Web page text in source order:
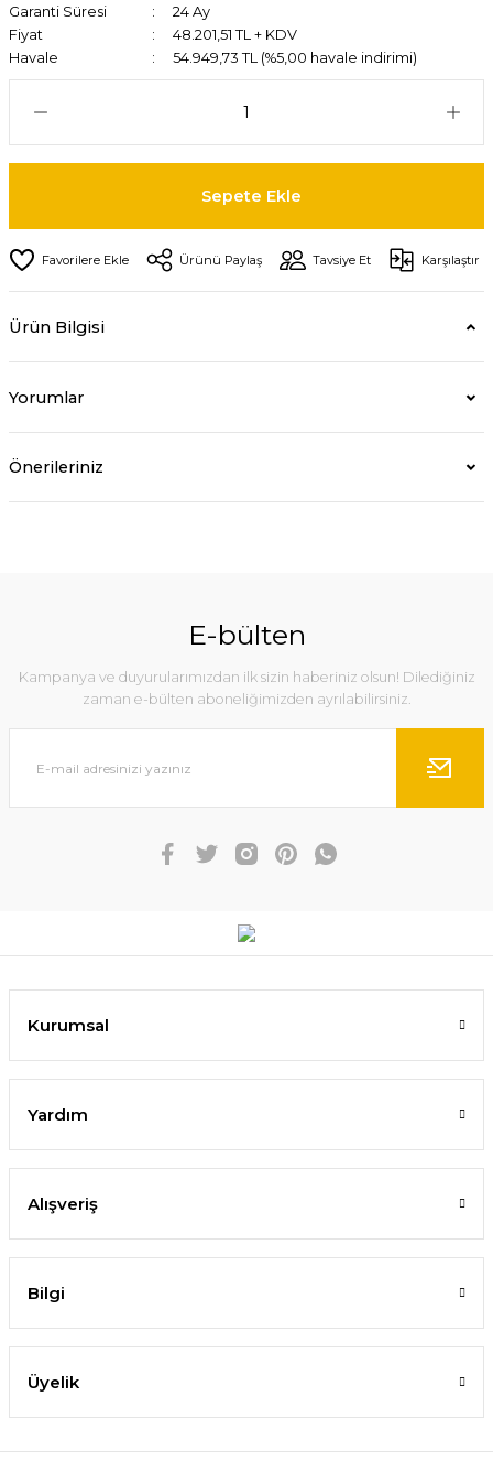
Garanti Süresi
24 Ay
Fiyat
48.201,51 TL + KDV
Havale
54.949,73 TL (%5,00 havale indirimi)
Sepete Ekle
Ürünü Paylaş Tavsiye Et Karşılaştır
Ürün Bilgisi
Yorumlar
Önerileriniz
E-bülten
Kampanya ve duyurularımızdan ilk sizin haberiniz olsun! Dilediğiniz
zaman e-bülten aboneliğimizden ayrılabilirsiniz.
Kurumsal
Yardım
Alışveriş
Bilgi
Üyelik